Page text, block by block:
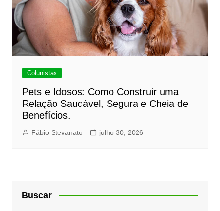
Colunistas
Pets e Idosos: Como Construir uma
Relação Saudável, Segura e Cheia de
Benefícios.
Fábio Stevanato julho 30, 2026
Buscar